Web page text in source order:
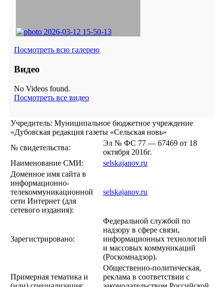
Посмотреть всю галерею
Видео
No Videos found.
Посмотреть все видео
Учредитель: Муниципальное бюджетное учреждение
«Дубовская редакция газеты «Сельская новь»
№ свидетельства:
Эл № ФС 77 — 67469 от 18
октября 2016г.
Наименование СМИ:
selskajanov.ru
Доменное имя сайта в
информационно-
телекоммуникационной
сети Интернет (для
сетевого издания):
selskajanov.ru
Зарегистрировано:
Федеральной службой по
надзору в сфере связи,
информационных технологий
и массовых коммуникаций
(Роскомнадзор).
Примерная тематика и
Общественно-политическая,
реклама в соответствии с